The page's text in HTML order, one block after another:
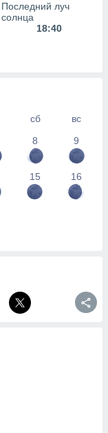
Последний луч
солнца
18:40
сб
вс
8 9
15 16